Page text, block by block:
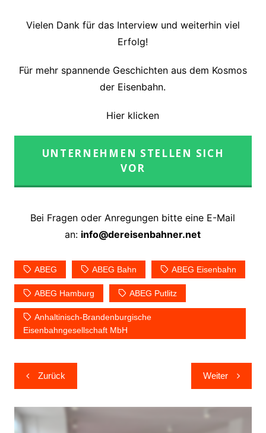
Vielen Dank für das Interview und weiterhin viel
Erfolg!
Für mehr spannende Geschichten aus dem Kosmos
der Eisenbahn.
Hier klicken
UNTERNEHMEN STELLEN SICH
VOR
Bei Fragen oder Anregungen bitte eine E-Mail
an: info@dereisenbahner.net
ABEG ABEG Bahn ABEG Eisenbahn
ABEG Hamburg ABEG Putlitz
Anhaltinisch-Brandenburgische
Eisenbahngesellschaft MbH
Beitragsnavigation
Zurück Weiter